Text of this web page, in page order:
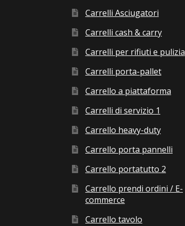
Carrelli Asciugatori
Carrelli cash & carry
Carrelli per rifiuti e pulizia
Carrelli porta-pallet
Carrello a piattaforma
Carrelli di servizio 1
Carrello heavy-duty
Carrello porta pannelli
Carrello portatutto 2
Carrello prendi ordini / E-
commerce
Carrello tavolo